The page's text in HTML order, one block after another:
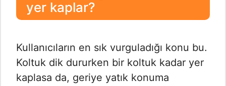
yer kaplar?
Kullanıcıların en sık vurguladığı konu bu.
Koltuk dik dururken bir koltuk kadar yer
kaplasa da, geriye yatık konuma